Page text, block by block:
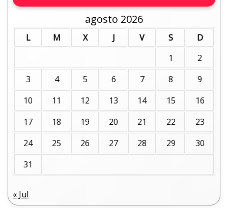
agosto 2026
L M X J V S
D
1
2
3
4 5 6 7 8
9
10
11 12 13 14 15
16
17
18 19 20 21 22
23
24
25 26 27 28 29
30
31
« Jul